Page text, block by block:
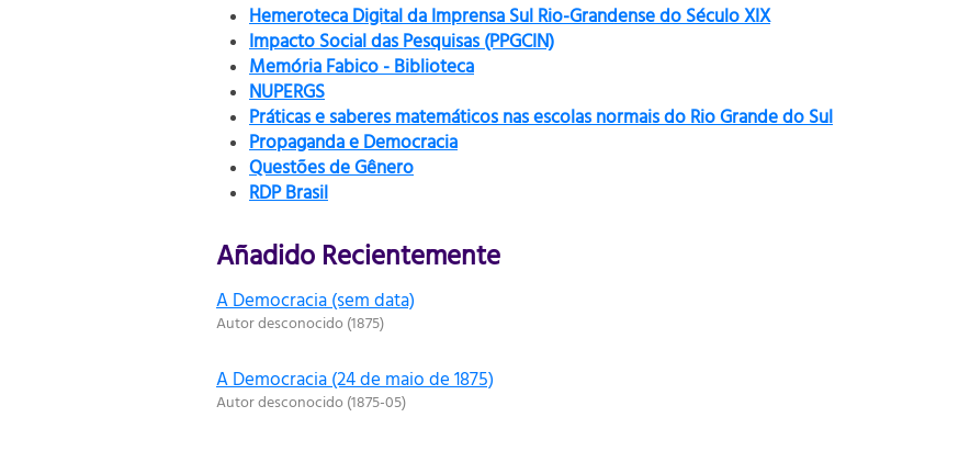
Hemeroteca Digital da Imprensa Sul Rio-Grandense do Século XIX
Impacto Social das Pesquisas (PPGCIN)
Memória Fabico - Biblioteca
NUPERGS
Práticas e saberes matemáticos nas escolas normais do Rio Grande do Sul
Propaganda e Democracia
Questões de Gênero
RDP Brasil
Añadido Recientemente
A Democracia (sem data)
Autor desconocido(1875)
A Democracia (24 de maio de 1875)
Autor desconocido(1875-05)